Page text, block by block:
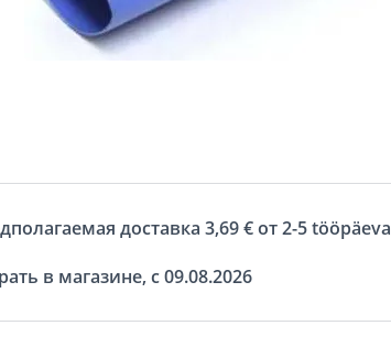
доставка 3,69 € от 2-5 tööpäeva
в магазине, с 09.08.2026